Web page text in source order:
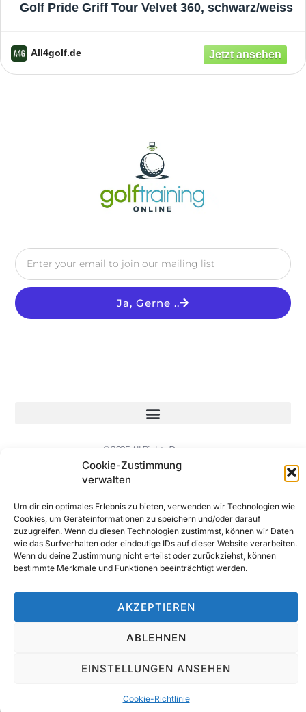
Cookie-Zustimmung
verwalten
Um dir ein optimales Erlebnis zu bieten, verwenden wir Technologien wie
Cookies, um Geräteinformationen zu speichern und/oder darauf
zuzugreifen. Wenn du diesen Technologien zustimmst, können wir Daten
wie das Surfverhalten oder eindeutige IDs auf dieser Website verarbeiten.
Wenn du deine Zustimmung nicht erteilst oder zurückziehst, können
bestimmte Merkmale und Funktionen beeinträchtigt werden.
AKZEPTIEREN
ABLEHNEN
EINSTELLUNGEN ANSEHEN
Cookie-Richtlinie
Golf Pride Griff Tour Velvet 360, schwarz/weiss
All4golf.de
Ja, Gerne ..
© 2025 All Rights Reserved